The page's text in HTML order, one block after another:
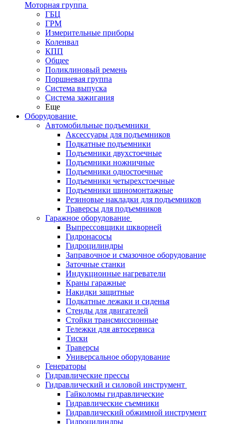
Моторная группа
ГБЦ
ГРМ
Измерительные приборы
Коленвал
КПП
Общее
Поликлиновый ремень
Поршневая группа
Система выпуска
Система зажигания
Еще
Оборудование
Автомобильные подъемники
Аксессуары для подъемников
Подкатные подъемники
Подъемники двухстоечные
Подъемники ножничные
Подъемники одностоечные
Подъемники четырехстоечные
Подъемники шиномонтажные
Резиновые накладки для подъемников
Траверсы для подъемников
Гаражное оборудование
Выпрессовщики шкворней
Гидронасосы
Гидроцилиндры
Заправочное и смазочное оборудование
Заточные станки
Индукционные нагреватели
Краны гаражные
Накидки защитные
Подкатные лежаки и сиденья
Стенды для двигателей
Стойки трансмиссионные
Тележки для автосервиса
Тиски
Траверсы
Универсальное оборудование
Генераторы
Гидравлические прессы
Гидравлический и силовой инструмент
Гайколомы гидравлические
Гидравлические съемники
Гидравлический обжимной инструмент
Гидроцилиндры